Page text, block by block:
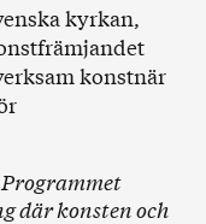
kyrkan,
konstnär
där konsten och